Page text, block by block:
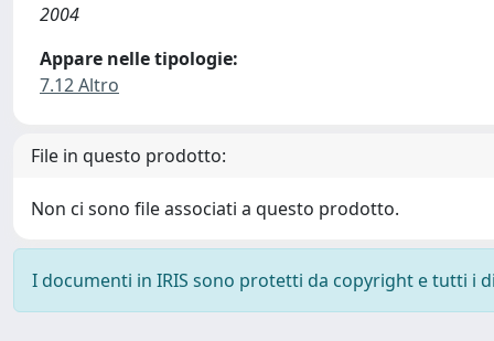
2004
Appare nelle tipologie:
7.12 Altro
File in questo prodotto:
Non ci sono file associati a questo prodotto.
I documenti in IRIS sono protetti da copyright e tutti i